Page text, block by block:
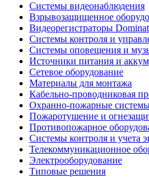
Системы видеонаблюдения
Взрывозащищенное
Видеорегистраторы
Системы контроля и
Системы оповещения и
Источники питания и
Сетевое оборудование
Материалы для монтажа
Кабельно-проводниковая
Охранно-пожарные
Пожаротушение и
Противопожарное
Системы контроля и учета
Телекоммуникационное
Электрооборудование
Типовые решения